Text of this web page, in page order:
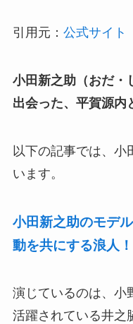
引用元： 公式サイト
小田新之助（おだ・
出会った、平賀源内
以下の記事では、小
います。
小田新之助のモデ
動を共にする浪人！
演じているのは、小
活躍されている井之